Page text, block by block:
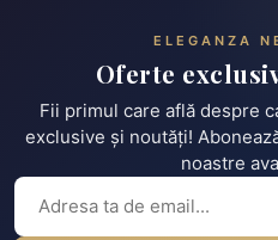
ELEGANZA
Oferte
Fii primul care află despre
exclusive și noutăți!
noastre